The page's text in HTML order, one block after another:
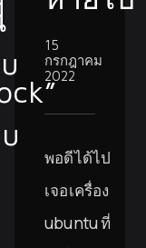
15
กรกฎาคม
2022
พอดีได้ไป
เจอเครื่อง
ubuntu ที่